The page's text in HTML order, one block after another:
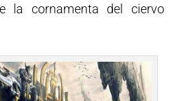
la cornamenta del ciervo